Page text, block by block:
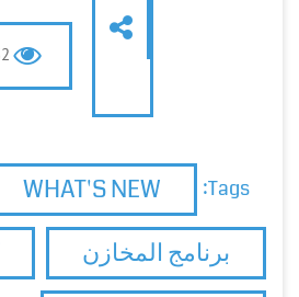
3232
Tags:
WHAT'S NEW
برنامج المخازن